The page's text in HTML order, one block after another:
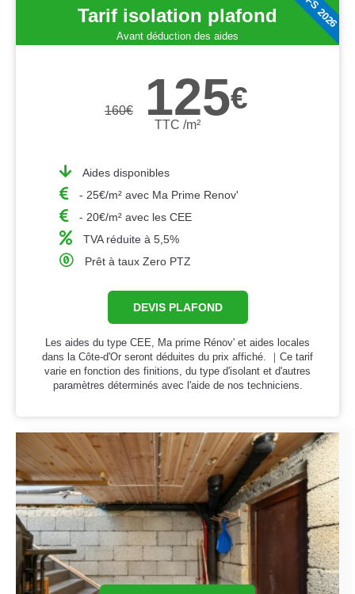
Tarif isolation plafond
Avant déduction des aides
160€ 125€
TTC /m²
Aides disponibles
- 25€/m² avec Ma Prime Renov'
- 20€/m² avec les CEE
TVA réduite à 5,5%
Prêt à taux Zero PTZ
DEVIS PLAFOND
Les aides du type CEE, Ma prime Rénov' et aides locales
dans la Côte-d'Or seront déduites du prix affiché. ｜Ce tarif
varie en fonction des finitions, du type d'isolant et d'autres
paramètres déterminés avec l'aide de nos techniciens.